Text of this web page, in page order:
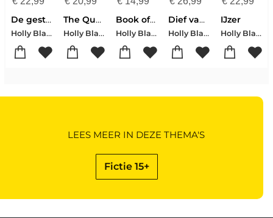
De gestolen erfgenaam
Holly Black
The Queen of Nothing
Holly Black
Book of Night
Holly Black
Dief van de schaduw
Holly Black
IJzer
Holly Black
Fictie 15+
LEES MEER IN DEZE THEMA'S